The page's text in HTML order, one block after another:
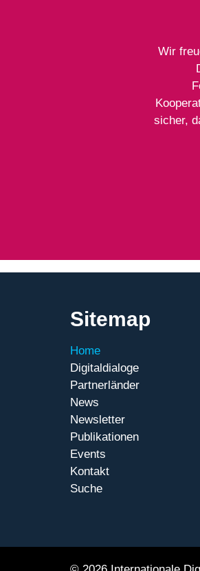
Wir
sicher,
Sitemap
Home
Digitaldialoge
Partnerländer
News
Newsletter
Publikationen
Events
Kontakt
Suche